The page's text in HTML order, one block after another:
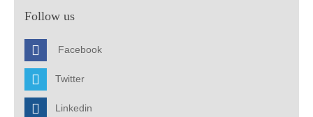
Follow us
Facebook
Twitter
Linkedin